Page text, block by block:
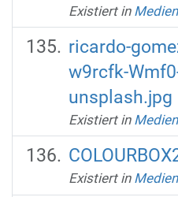
Existiert in
ricardo-
w9rcfk-
unsplash.jpg
Existiert in
Existiert in